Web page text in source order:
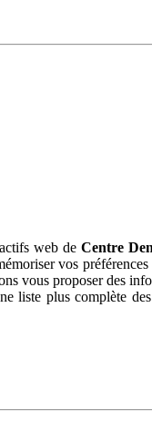
web de Centre
vos
vous proposer des
liste plus complète